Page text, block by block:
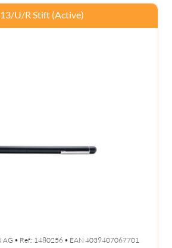
U/R Stift (Active)
• Ref.: 1480256 • EAN 4039407067701